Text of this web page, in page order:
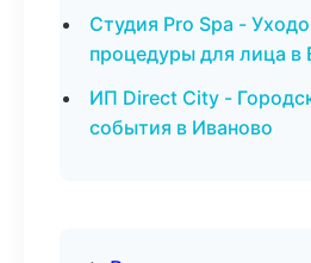
Студия Pro Spa -
процедуры для лица в
ИП Direct City -
события в Иваново